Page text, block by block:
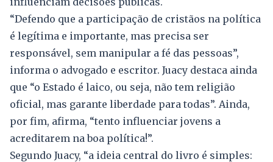
“Defendo que a participação de cristãos na política
é legítima e importante, mas precisa ser
responsável, sem manipular a fé das pessoas”,
informa o advogado e escritor. Juacy destaca ainda
que “o Estado é laico, ou seja, não tem religião
oficial, mas garante liberdade para todas”. Ainda,
por fim, afirma, “tento influenciar jovens a
acreditarem na boa política!”.
Segundo Juacy, “a ideia central do livro é simples: